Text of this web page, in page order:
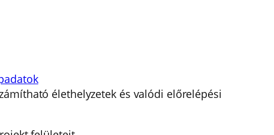
élethelyzetek és valódi előrelépési